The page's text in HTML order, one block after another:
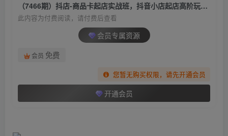
（7466期）抖店-商品卡起店实战班，抖音小店起店高阶玩法（7节课）
此内容为付费阅读，请付费后查看
会员专属资源
会员 免费
您暂无购买权限，请先开通会员
开通会员